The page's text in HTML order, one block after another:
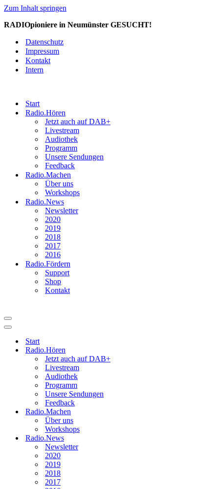
Zum Inhalt springen
RADIOpioniere in Neumünster GESUCHT!
Datenschutz
Impressum
Kontakt
Intern
Start
Radio.Hören
Jetzt auch auf DAB+
Livestream
Audiothek
Programm
Unsere Sendungen
Feedback
Radio.Machen
Über uns
Workshops
Radio.News
Newsletter
2020
2019
2018
2017
2016
Radio.Fördern
Support
Shop
Kontakt
Navigationsmenü
Navigationsmenü
Start
Radio.Hören
Jetzt auch auf DAB+
Livestream
Audiothek
Programm
Unsere Sendungen
Feedback
Radio.Machen
Über uns
Workshops
Radio.News
Newsletter
2020
2019
2018
2017